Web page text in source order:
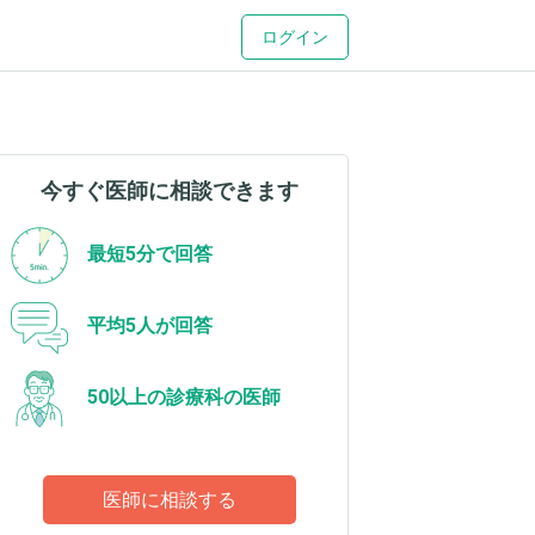
ログイン
今すぐ医師に相談できます
最短5分で回答
平均5人が回答
50以上の診療科の医師
医師に相談する